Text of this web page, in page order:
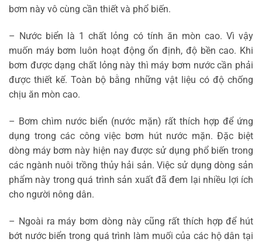
bơm này vô cùng cần thiết và phổ biến.
– Nước biển là 1 chất lỏng có tính ăn mòn cao. Vì vậy
muốn máy bơm luôn hoạt động ổn định, độ bền cao. Khi
bơm được dạng chất lỏng này thì máy bơm nước cần phải
được thiết kế. Toàn bộ bằng những vật liệu có độ chống
chịu ăn mòn cao.
– Bơm chìm nước biển (nước mặn) rất thích hợp để ứng
dụng trong các công việc bơm hút nước mặn. Đặc biệt
dòng máy bơm này hiện nay được sử dụng phổ biến trong
các ngành nuôi trồng thủy hải sản. Việc sử dụng dòng sản
phẩm này trong quá trình sản xuất đã đem lại nhiều lợi ích
cho người nông dân.
– Ngoài ra máy bơm dòng này cũng rất thích hợp để hút
bớt nước biển trong quá trình làm muối của các hộ dân tại